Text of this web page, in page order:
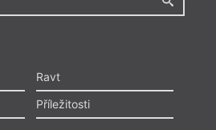
Ravt
Příležitosti